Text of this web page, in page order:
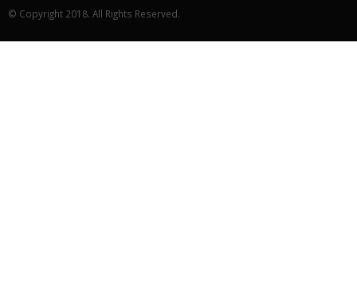
© Copyright 2018. All Rights Reserved.